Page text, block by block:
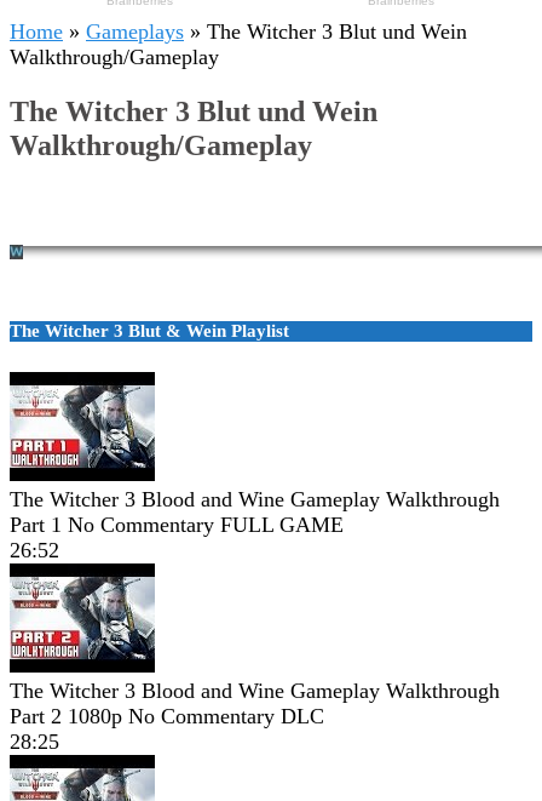
Home » Gameplays » The Witcher 3 Blut und Wein
Walkthrough/Gameplay
The Witcher 3 Blut und Wein
Walkthrough/Gameplay
The Witcher 3 Blut & Wein Playlist
The Witcher 3 Blood and Wine Gameplay Walkthrough
Part 1 No Commentary FULL GAME
26:52
The Witcher 3 Blood and Wine Gameplay Walkthrough
Part 2 1080p No Commentary DLC
28:25